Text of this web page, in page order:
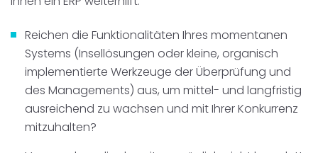
Reichen die Funktionalitäten Ihres momentanen
Systems (Insellösungen oder kleine, organisch
implementierte Werkzeuge der Überprüfung und
des Managements) aus, um mittel- und langfristig
ausreichend zu wachsen und mit Ihrer Konkurrenz
mitzuhalten?